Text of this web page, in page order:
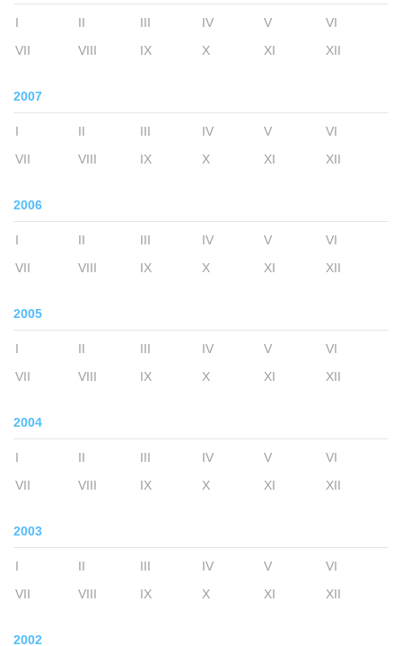
I II III IV V
VI
VII
VIII IX X XI XII
2007
I II III IV V
VI
VII
VIII IX X XI XII
2006
I II III IV V
VI
VII
VIII IX X XI XII
2005
I II III IV V
VI
VII
VIII IX X XI XII
2004
I II III IV V
VI
VII
VIII IX X XI XII
2003
I II III IV V
VI
VII
VIII IX X XI XII
2002